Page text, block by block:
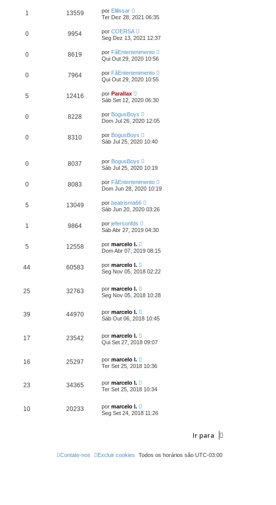
1 13559 por Elilissar
Ter Dez 28, 2021 06:35
0 9954 por COERSA
Seg Dez 13, 2021 12:37
0 8619 por FãEntertenimento
Qui Out 29, 2020 10:56
0 7964 por FãEntertenimento
Qui Out 29, 2020 10:55
5 12416 por Parallax
Sáb Set 12, 2020 06:30
0 8228 por BogusBoys
Dom Jul 26, 2020 12:05
0 8310 por BogusBoys
Sáb Jul 25, 2020 10:40
0 8037 por BogusBoys
Sáb Jul 25, 2020 10:19
0 8083 por FãEntertenimento
Dom Jun 28, 2020 10:19
5 13049 por beatrisma66
Sáb Jun 20, 2020 03:26
1 9864 por jefersonfds
Sáb Abr 27, 2019 04:30
5 12558 por marcelo l.
Dom Abr 07, 2019 08:15
44 60583 por marcelo l.
Seg Nov 05, 2018 02:22
25 32763 por marcelo l.
Seg Nov 05, 2018 10:28
39 44970 por marcelo l.
Sáb Out 06, 2018 10:45
17 23542 por marcelo l.
Qui Set 27, 2018 09:07
16 25297 por marcelo l.
Ter Set 25, 2018 10:36
23 34365 por marcelo l.
Ter Set 25, 2018 10:34
10 20233 por marcelo l.
Seg Set 24, 2018 11:26
Ir para
Todos os horários são UTC-03:00
Excluir cookies
Contate-nos